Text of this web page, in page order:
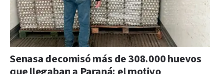
Senasa decomisó más de 308.000 huevos